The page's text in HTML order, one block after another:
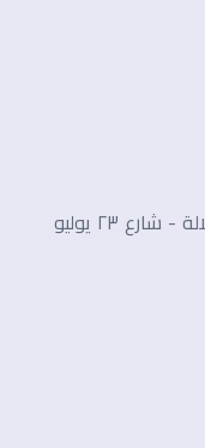
سلطـنة عُـمان - محافظة ظفـار، صلالة - شارع ٢٣ يوليو